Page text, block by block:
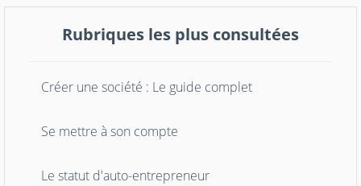
Rubriques les plus consultées
Créer une société : Le guide complet
Se mettre à son compte
Le statut d'auto-entrepreneur